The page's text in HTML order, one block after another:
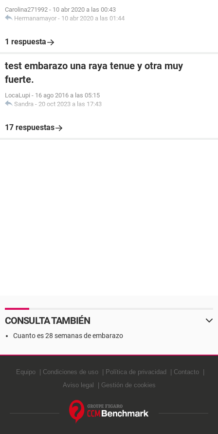
Carolina271992 - 10 abr 2020 a las 00:43
Hermanamayor - 10 abr 2020 a las 01:44
1 respuesta
test embarazo una raya tenue y otra muy
fuerte.
LocaLupi - 16 ago 2016 a las 05:15
Sandra - 20 oct 2023 a las 17:43
17 respuestas
CONSULTA TAMBIÉN
Cuanto es 28 semanas de embarazo
Equipo Condiciones de uso Política de privacidad
Contacto
Aviso legal
Gestión de cookies